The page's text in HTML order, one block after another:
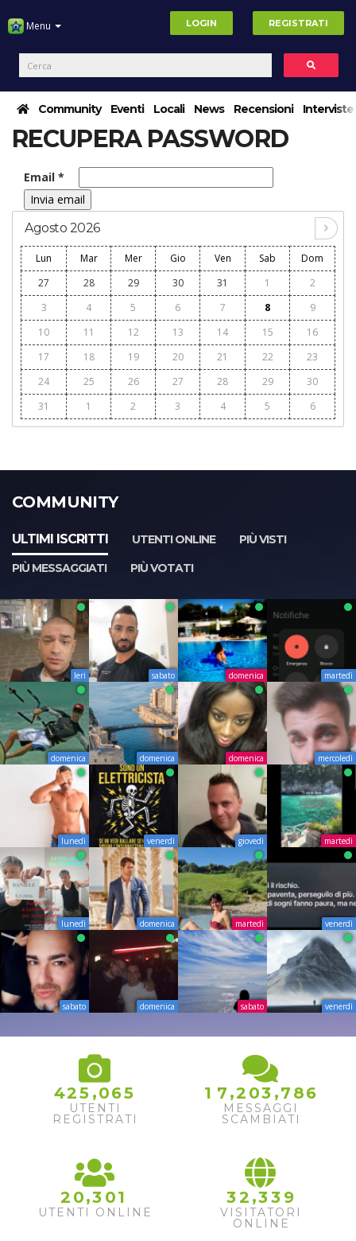
Menu LOGIN REGISTRATI
Community Eventi Locali News Recensioni Interviste
RECUPERA PASSWORD
Email *
Agosto 2026
Lun Mar Mer Gio Ven Sab
Dom
27
28 29 30 31 1
2
3
4 5 6 7 8
9
10
11 12 13 14 15
16
17
18 19 20 21 22
23
24
25 26 27 28 29
30
31
1 2 3 4 5 6
COMMUNITY
ULTIMI ISCRITTI UTENTI ONLINE
PIÙ VISTI
PIÙ MESSAGGIATI
PIÙ VOTATI
Ieri sabato domenica martedì
domenica domenica domenica mercoledì
lunedì venerdì giovedì martedì
lunedì domenica martedì venerdì
sabato domenica sabato venerdì
425 ,065
UTENTI
REGISTRATI
1 7 ,2 03 ,7 86
MESSAGGI
SCAMBIATI
2 0,3 01
UTENTI ONLINE
32 ,33 9
VISITATORI
ONLINE